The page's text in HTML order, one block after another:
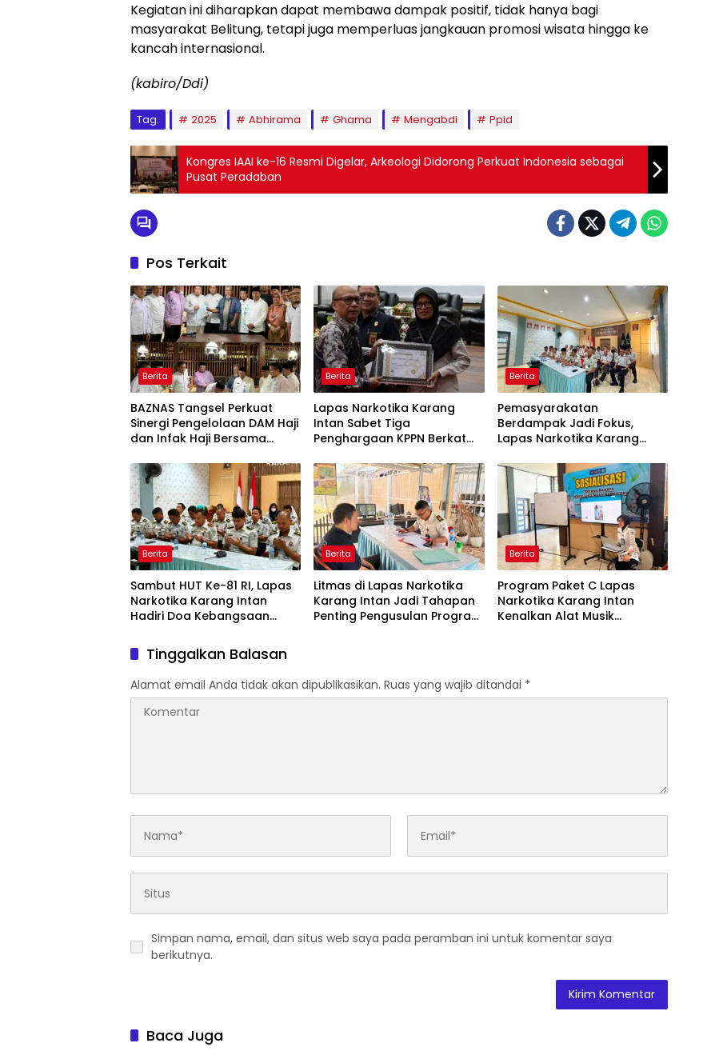
Kegiatan ini diharapkan dapat membawa dampak positif, tidak hanya bagi
masyarakat Belitung, tetapi juga memperluas jangkauan promosi wisata hingga ke
kancah internasional.
(kabiro/Ddi)
Tag: 2025 Abhirama Ghama Mengabdi Ppid
Kongres IAAI ke-16 Resmi Digelar, Arkeologi Didorong Perkuat Indonesia sebagai
Pusat Peradaban
Pos Terkait
Berita
BAZNAS Tangsel Perkuat
Sinergi Pengelolaan DAM Haji
dan Infak Haji Bersama
Berita
Lapas Narkotika Karang
Intan Sabet Tiga
Penghargaan KPPN Berkat
Transparan dan Akuntabel
Berita
Pemasyarakatan
Berdampak Jadi Fokus,
Lapas Narkotika Karang
Ditjenpas Kalsel
Berita
Sambut HUT Ke-81 RI, Lapas
Narkotika Karang Intan
Hadiri Doa Kebangsaan
Imigrasi dan
Pemasyarakatan
Berita
Litmas di Lapas Narkotika
Karang Intan Jadi Tahapan
Penting Pengusulan Program
Berita
Program Paket C Lapas
Narkotika Karang Intan
Kenalkan Alat Musik
Tinggalkan Balasan
Alamat email Anda tidak akan dipublikasikan. Ruas yang wajib ditandai *
Simpan nama, email, dan situs web saya pada peramban ini untuk komentar saya
berikutnya.
Baca Juga